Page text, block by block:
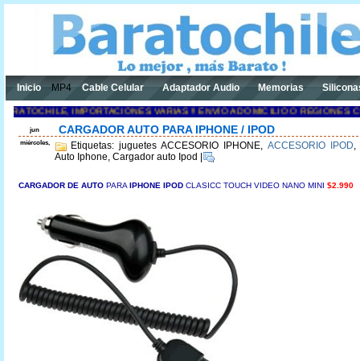
Inicio MP4 Cable Celular Adaptador Audio Memorias
IMPORTACIONES VARIAS !! ENVÍO A DOMICILIO O REGIONES
jun
miércoles,
CARGADOR AUTO PARA IPHONE / IPOD
Etiquetas: juguetes ACCESORIO IPHONE, ACCESORIO IPOD,
Auto Iphone, Cargador auto Ipod
CARGADOR DE AUTO PARA IPHONE IPOD CLASICC TOUCH VIDEO NANO MINI $2.990